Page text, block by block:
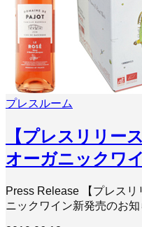
プレスルーム
【プレスリリー
オーガニックワ
Press Release 【プレス
ニックワイン新発売のお